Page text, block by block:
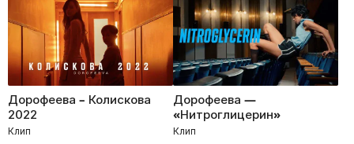
Дорофеева – Колискова
2022
Клип
Дорофеева —
«Нитроглицерин»
Клип